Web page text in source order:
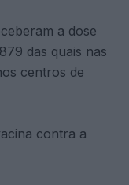
a dose
das quais nas
centros de
contra a